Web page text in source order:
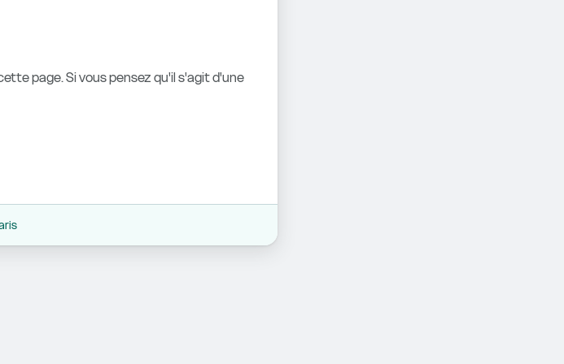
page. Si vous pensez qu'il s'agit d'une